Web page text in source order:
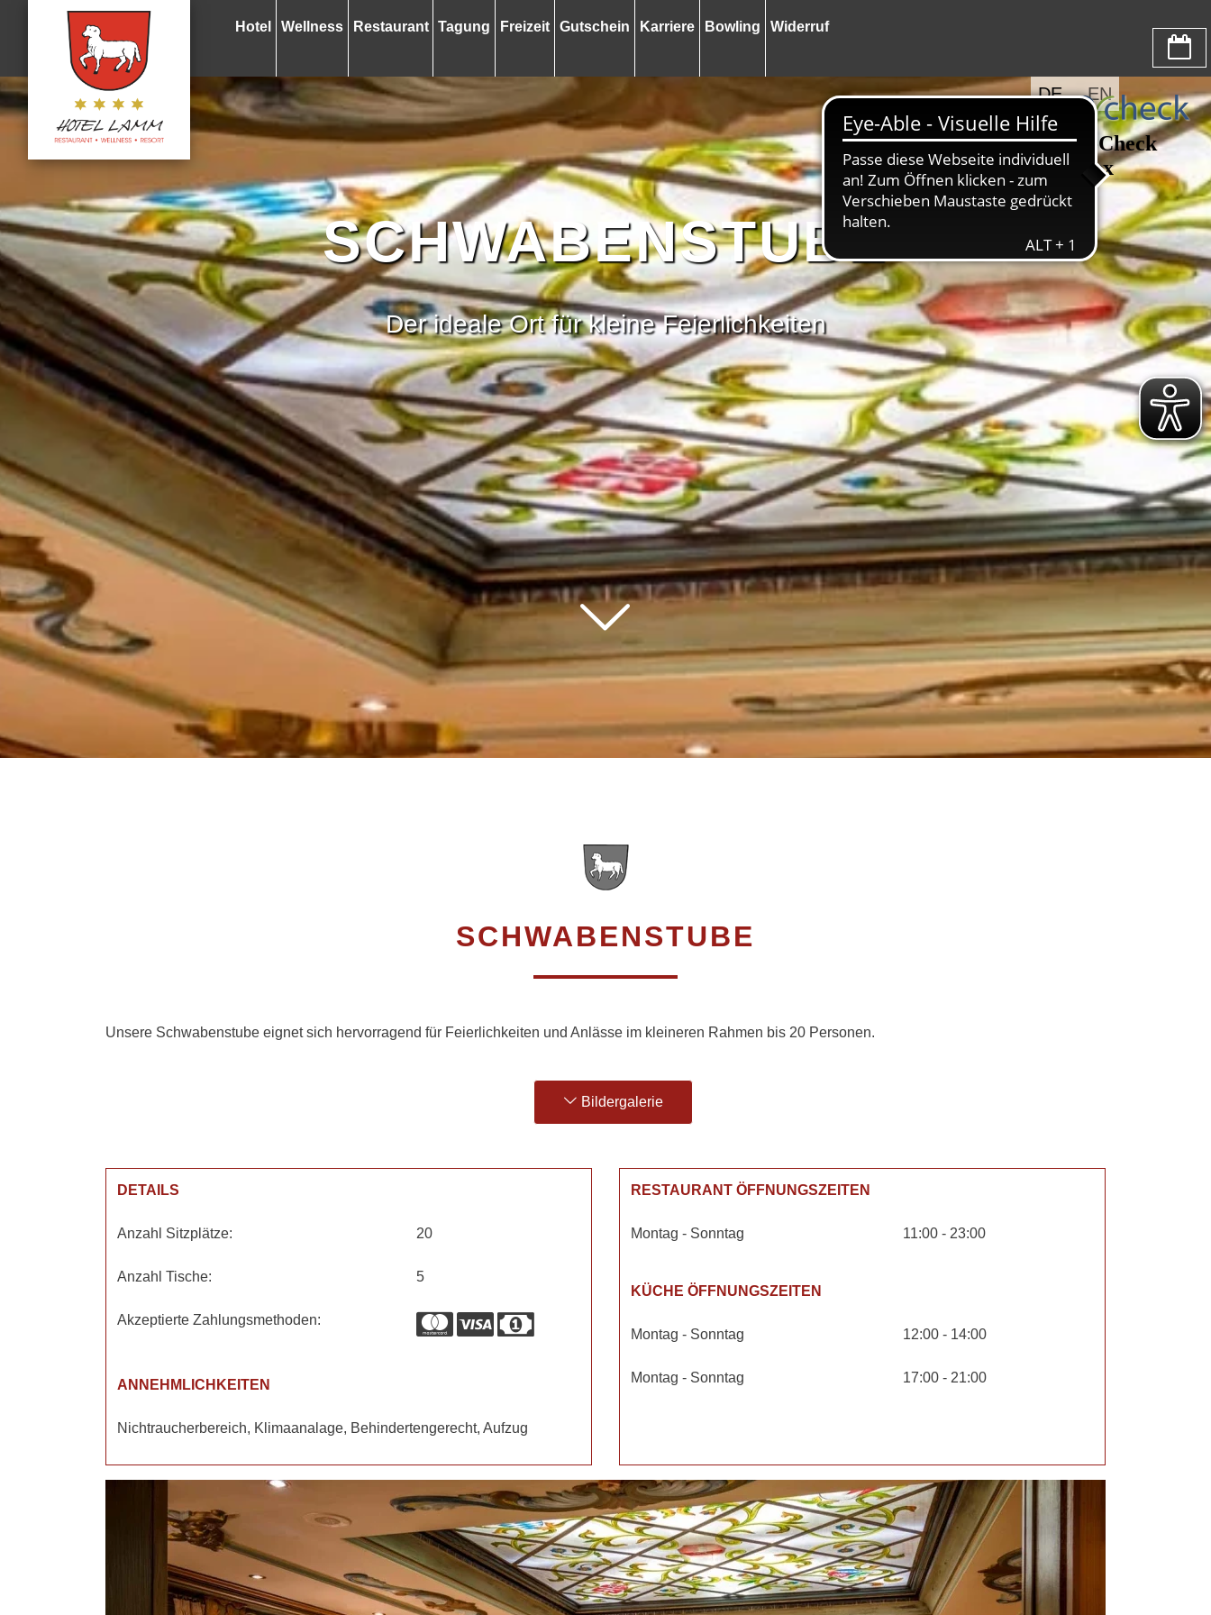
Hotel Wellness Restaurant Tagung Freizeit Gutschein Karriere Bowling Widerruf
DE EN
SCHWABENSTUBE
Der ideale Ort für kleine Feierlichkeiten
SCHWABENSTUBE
Unsere Schwabenstube eignet sich hervorragend für Feierlichkeiten und Anlässe im kleineren Rahmen bis 20 Personen.
Bildergalerie
DETAILS
Anzahl Sitzplätze: 20
Anzahl Tische: 5
Akzeptierte Zahlungsmethoden:
ANNEHMLICHKEITEN
Nichtraucherbereich, Klimaanalage, Behindertengerecht, Aufzug
RESTAURANT ÖFFNUNGSZEITEN
Montag - Sonntag 11:00 - 23:00
KÜCHE ÖFFNUNGSZEITEN
Montag - Sonntag 12:00 - 14:00
Montag - Sonntag 17:00 - 21:00